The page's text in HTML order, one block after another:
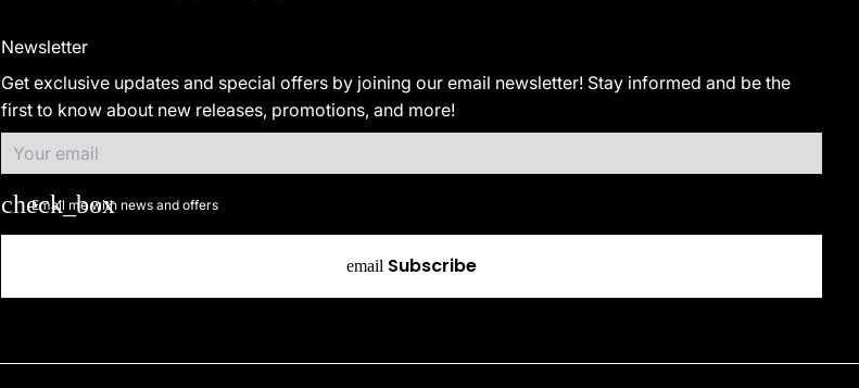
Newsletter
Get exclusive updates and special offers by joining our email newsletter! Stay informed and be the
first to know about new releases, promotions, and more!
Email me with news and offers
email Subscribe